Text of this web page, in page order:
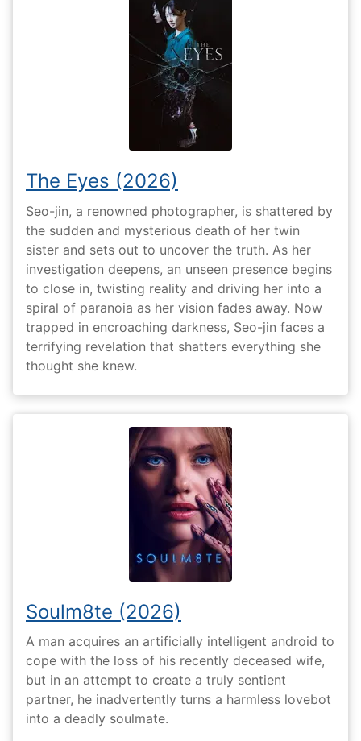
The Eyes (2026)
Seo-jin, a renowned photographer, is shattered by
the sudden and mysterious death of her twin
sister and sets out to uncover the truth. As her
investigation deepens, an unseen presence begins
to close in, twisting reality and driving her into a
spiral of paranoia as her vision fades away. Now
trapped in encroaching darkness, Seo-jin faces a
terrifying revelation that shatters everything she
thought she knew.
Soulm8te (2026)
A man acquires an artificially intelligent android to
cope with the loss of his recently deceased wife,
but in an attempt to create a truly sentient
partner, he inadvertently turns a harmless lovebot
into a deadly soulmate.